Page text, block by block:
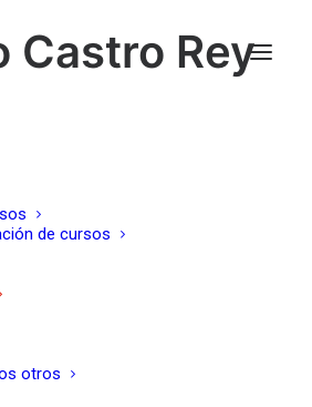
Castro Rey
de cursos
otros